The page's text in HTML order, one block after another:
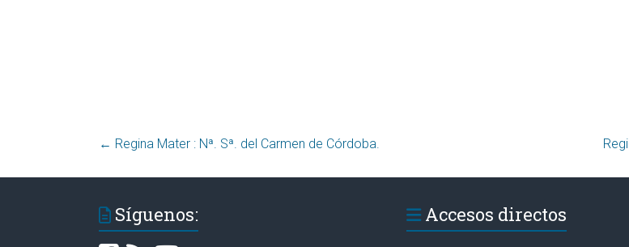
← Regina Mater : Nª. Sª. del Carmen de Córdoba.
Síguenos: Accesos directos